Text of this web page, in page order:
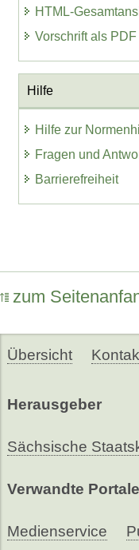
HTML-
Vorschrift als PDF
Hilfe
Hilfe zur
Fragen und
Barrierefreiheit
zum
Übersicht
Herausgeber
Sächsische
Verwandte Portale
Medienservice